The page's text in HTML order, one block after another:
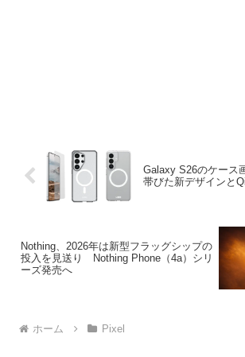
Galaxy S26のケース
帯びた新デザインと
Nothing、2026年は新型フラッグシップの
投入を見送り Nothing Phone（4a）シリ
ーズ発売へ
ホーム Pixel